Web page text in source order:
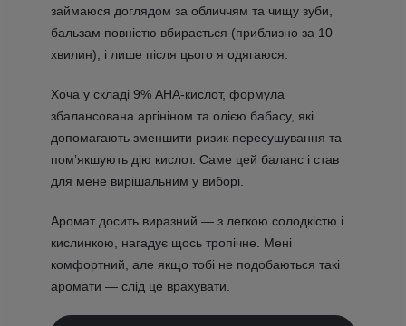
займаюся доглядом за обличчям та чищу зуби,
бальзам повністю вбирається (приблизно за 10
хвилин), і лише після цього я одягаюся.
Хоча у складі 9% AHA-кислот, формула
збалансована аргініном та олією бабасу, які
допомагають зменшити ризик пересушування та
помʼякшують дію кислот. Саме цей баланс і став
для мене вирішальним у виборі.
Аромат досить виразний — з легкою солодкістю і
кислинкою, нагадує щось тропічне. Мені
комфортний, але якщо тобі не подобаються такі
аромати — слід це врахувати.